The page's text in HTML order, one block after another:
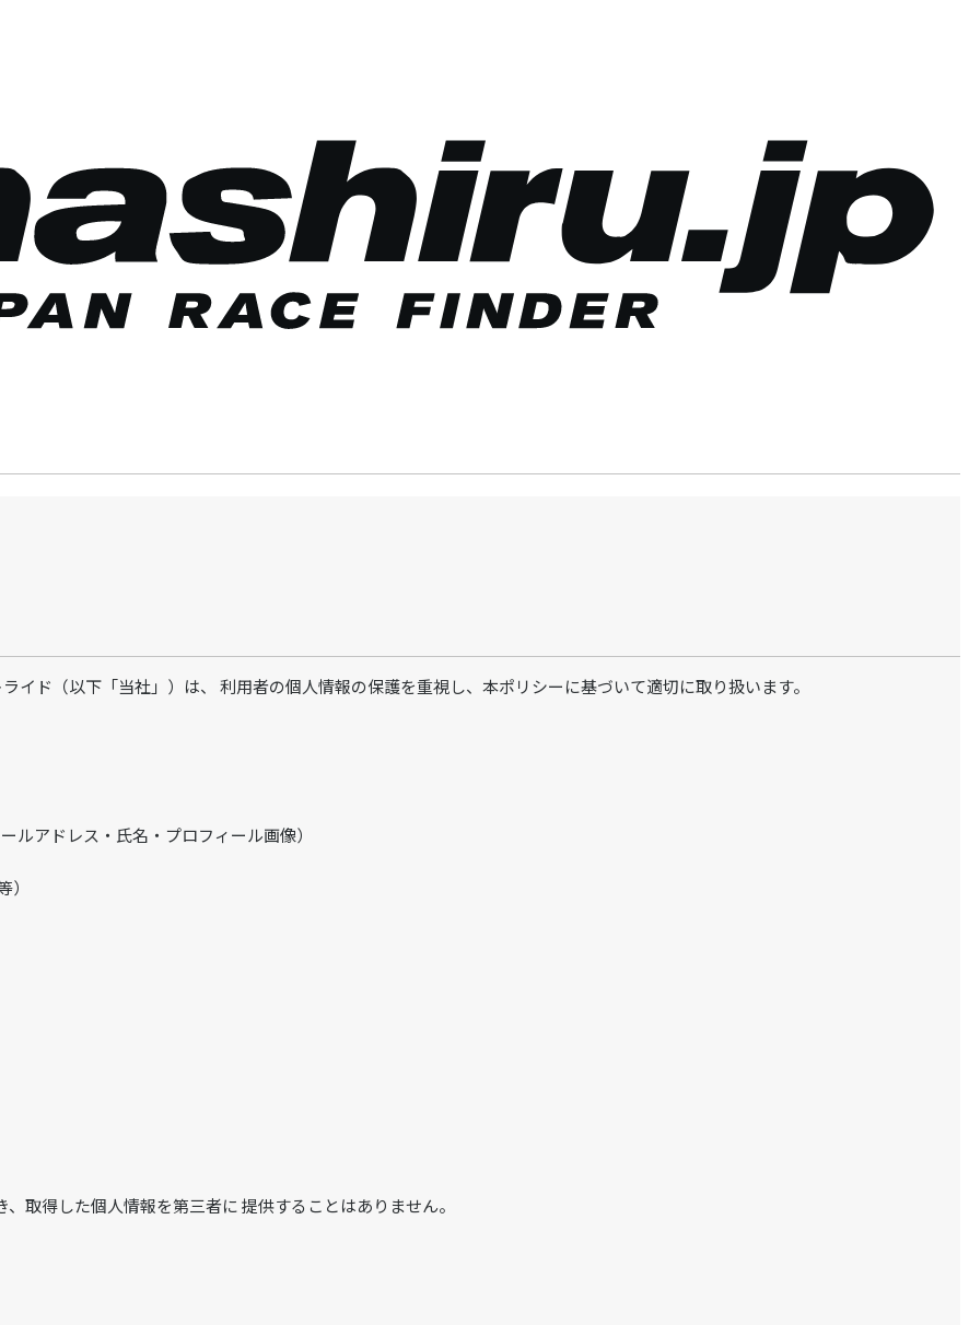
ド（以下「当社」）は、 利用者の個人情報の保護を重視し、本ポリシーに基づいて適切に取り扱います。
ルアドレス・氏名・プロフィール画像）
取得した個人情報を第三者に 提供することはありません。